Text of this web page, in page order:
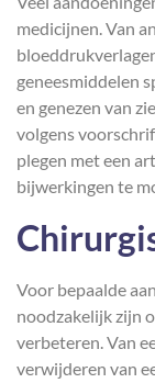
medicijnen. Van
geneesmiddelen
en genezen van
volgens
plegen met een
bijwerkingen te
Voor bepaalde
noodzakelijk zijn
verbeteren. Van
verwijderen van